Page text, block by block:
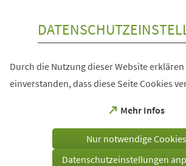
Durch die Nutzung dieser Website
einverstanden, dass diese Seite Cookies
Mehr Infos
(Öffnet
einem
Tab)
Nur notwendige Cookies
Datenschutzeinstellungen